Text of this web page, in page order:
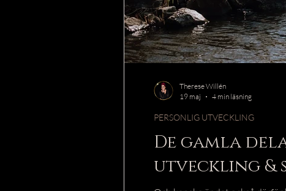
De gamla
utveckling &
PERSONLIG UTVECKLING
Therese Willén
19 maj
4 min läsning